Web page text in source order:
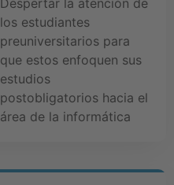
Despertar la atención de
los estudiantes
preuniversitarios para
que estos enfoquen sus
estudios
postobligatorios hacia el
área de la informática